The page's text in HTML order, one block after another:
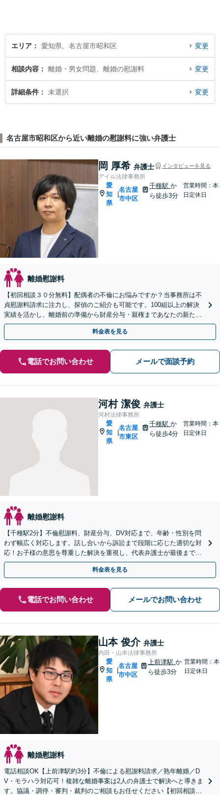
エリア 愛知県、名古屋市昭和区 変更
相談内容 離婚・男女問題、離婚の慰謝料 変更
詳細条件 未選択 変更
名古屋市昭和区から近い離婚の慰謝料に強い弁護士
岡 厚希 弁護士 インタビューを見る
アイル法律事務所
愛
知
県
名古屋
市中区
千種駅 か
ら徒歩3分
営業時間：本
日定休日
離婚慰謝料
【初回相談３０分無料】配偶者の不倫にお悩みですか？当事務所は不
貞慰謝料請求に注力し、探偵のご紹介も可能です。100組以上の解決
実績を活かし、離婚前の準備から財産分与・親権まであなたの新たな
一歩を全力支援。LINE予約も受付中です。
料金表を見る
電話でお問い合わせ メールで面談予約
河村 潔俊 弁護士
河村法律事務所
愛
知
県
名古屋
市東区
千種駅 か
ら徒歩4分
営業時間：本
日定休日
離婚慰謝料
【千種駅2分】不倫慰謝料、財産分与、DV対応まで、年齢・性別を問
わず幅広く対応します。話し合いから訴訟まで段階に応じた適切な対
応！お子様の意思を尊重した解決を重視し、代表弁護士が最後まで一
貫してサポート【土日夜間対応可】【オンライン対応可】
料金表を見る
電話でお問い合わせ メールでお問い合わせ
山本 俊介 弁護士
内田・山本法律事務所
愛
知
県
|
名古屋
市中区
上前津駅か
ら徒歩3分
営業時間：本
日定休日
離婚慰謝料
電話相談OK【上前津駅約3分】不倫による慰謝料請求／熟年離婚／D
V・モラハラ対応可！複雑な離婚事案は2人の弁護士で解決へと導きま
す。協議・調停・審判・裁判のご相談もお任せください【初回相談無